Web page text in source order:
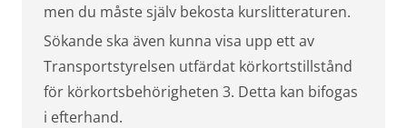
men du måste själv bekosta kurslitteraturen.
Sökande ska även kunna visa upp ett av
Transportstyrelsen utfärdat körkortstillstånd
för körkortsbehörigheten 3. Detta kan bifogas
i efterhand.